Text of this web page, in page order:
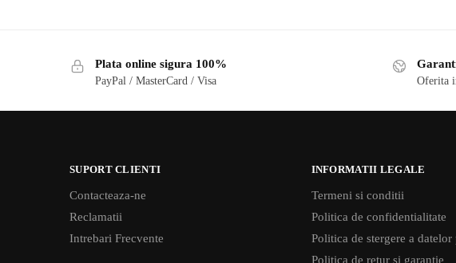
Plata online sigura 100%
PayPal / MasterCard / Visa Oferita
SUPORT CLIENTI
Contacteaza-ne
Reclamatii
Intrebari Frecvente
INFORMATII LEGALE
Termeni si conditii
Politica de confidentialitate
Politica de stergere a datelor
Politica de retur si garantie